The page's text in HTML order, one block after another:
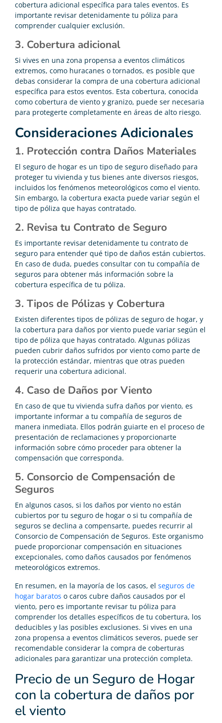
cobertura adicional específica para tales eventos. Es
importante revisar detenidamente tu póliza para
comprender cualquier exclusión.
3. Cobertura adicional
Si vives en una zona propensa a eventos climáticos
extremos, como huracanes o tornados, es posible que
debas considerar la compra de una cobertura adicional
específica para estos eventos. Esta cobertura, conocida
como cobertura de viento y granizo, puede ser necesaria
para protegerte completamente en áreas de alto riesgo.
Consideraciones Adicionales
1. Protección contra Daños Materiales
El seguro de hogar es un tipo de seguro diseñado para
proteger tu vivienda y tus bienes ante diversos riesgos,
incluidos los fenómenos meteorológicos como el viento.
Sin embargo, la cobertura exacta puede variar según el
tipo de póliza que hayas contratado.
2. Revisa tu Contrato de Seguro
Es importante revisar detenidamente tu contrato de
seguro para entender qué tipo de daños están cubiertos.
En caso de duda, puedes consultar con tu compañía de
seguros para obtener más información sobre la
cobertura específica de tu póliza.
3. Tipos de Pólizas y Cobertura
Existen diferentes tipos de pólizas de seguro de hogar, y
la cobertura para daños por viento puede variar según el
tipo de póliza que hayas contratado. Algunas pólizas
pueden cubrir daños sufridos por viento como parte de
la protección estándar, mientras que otras pueden
requerir una cobertura adicional.
4. Caso de Daños por Viento
En caso de que tu vivienda sufra daños por viento, es
importante informar a tu compañía de seguros de
manera inmediata. Ellos podrán guiarte en el proceso de
presentación de reclamaciones y proporcionarte
información sobre cómo proceder para obtener la
compensación que corresponda.
5. Consorcio de Compensación de
Seguros
En algunos casos, si los daños por viento no están
cubiertos por tu seguro de hogar o si tu compañía de
seguros se declina a compensarte, puedes recurrir al
Consorcio de Compensación de Seguros. Este organismo
puede proporcionar compensación en situaciones
excepcionales, como daños causados por fenómenos
meteorológicos extremos.
En resumen, en la mayoría de los casos, el seguros de
hogar baratos o caros cubre daños causados por el
viento, pero es importante revisar tu póliza para
comprender los detalles específicos de tu cobertura, los
deducibles y las posibles exclusiones. Si vives en una
zona propensa a eventos climáticos severos, puede ser
recomendable considerar la compra de coberturas
adicionales para garantizar una protección completa.
Precio de un Seguro de Hogar
con la cobertura de daños por
el viento